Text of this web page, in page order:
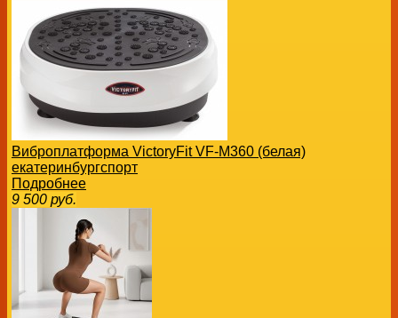
Виброплатформа VictoryFit VF-M360 (белая)
екатеринбургспорт
Подробнее
9 500 руб.